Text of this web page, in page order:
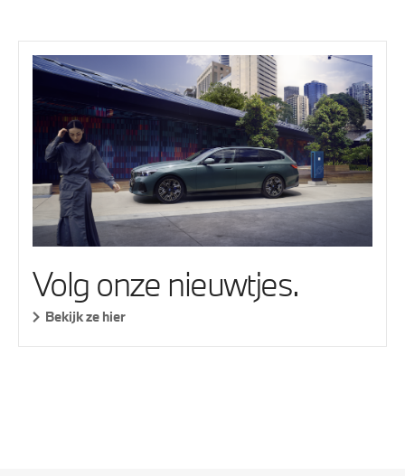
Volg onze nieuwtjes.
Bekijk ze hier